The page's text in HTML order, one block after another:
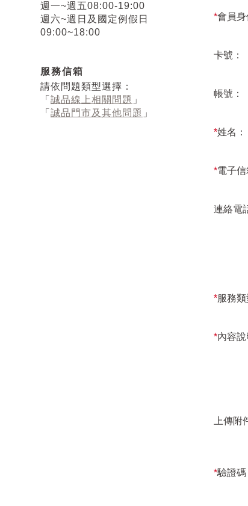
週一~週五08:00-19:00
週六~週日及國定例假日
09:00~18:00
服務信箱
請依問題類型選擇：
「 誠品線上相關問題 」
「 誠品門市及其他問題 」
*會員身
卡號：
帳號：
*姓名：
*電子信
連絡電
*服務類
*內容說
上傳附
*驗證碼